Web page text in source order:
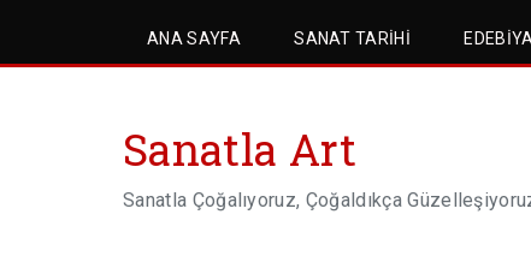
ANA SAYFA SANAT TARIHI
Sanatla Art
Sanatla Çoğalıyoruz, Çoğaldıkça